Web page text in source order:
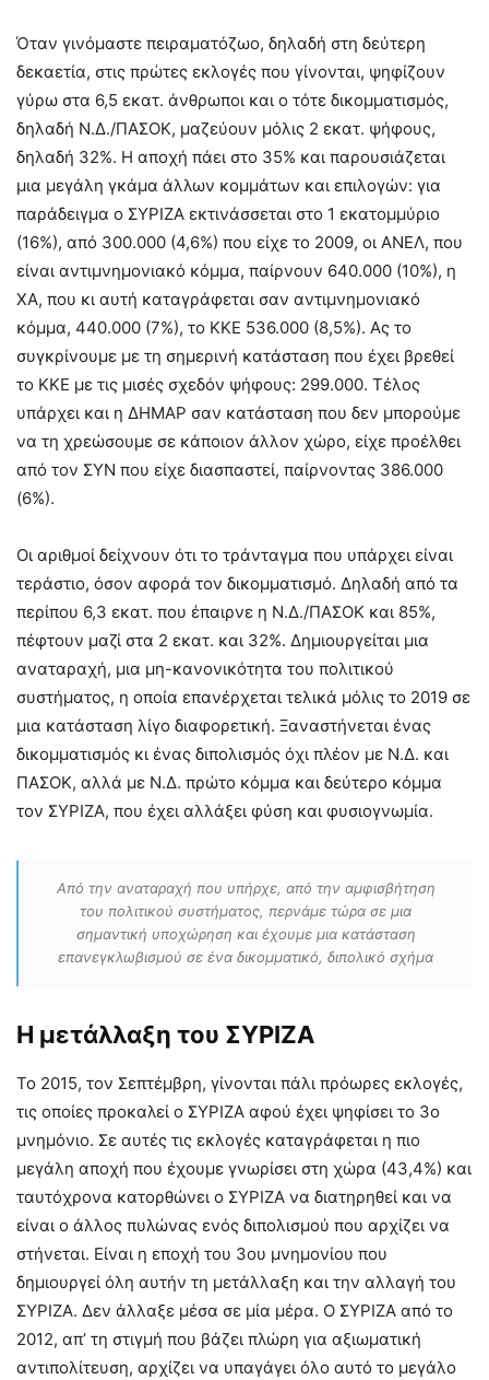
Όταν γινόμαστε πειραματόζωο, δηλαδή στη δεύτερη
δεκαετία, στις πρώτες εκλογές που γίνονται, ψηφίζουν
γύρω στα 6,5 εκατ. άνθρωποι και ο τότε δικομματισμός,
δηλαδή Ν.Δ./ΠΑΣΟΚ, μαζεύουν μόλις 2 εκατ. ψήφους,
δηλαδή 32%. Η αποχή πάει στο 35% και παρουσιάζεται
μια μεγάλη γκάμα άλλων κομμάτων και επιλογών: για
παράδειγμα ο ΣΥΡΙΖΑ εκτινάσσεται στο 1 εκατομμύριο
(16%), από 300.000 (4,6%) που είχε το 2009, οι ΑΝΕΛ, που
είναι αντιμνημονιακό κόμμα, παίρνουν 640.000 (10%), η
ΧΑ, που κι αυτή καταγράφεται σαν αντιμνημονιακό
κόμμα, 440.000 (7%), το ΚΚΕ 536.000 (8,5%). Ας το
συγκρίνουμε με τη σημερινή κατάσταση που έχει βρεθεί
το ΚΚΕ με τις μισές σχεδόν ψήφους: 299.000. Τέλος
υπάρχει και η ΔΗΜΑΡ σαν κατάσταση που δεν μπορούμε
να τη χρεώσουμε σε κάποιον άλλον χώρο, είχε προέλθει
από τον ΣΥΝ που είχε διασπαστεί, παίρνοντας 386.000
(6%).
Οι αριθμοί δείχνουν ότι το τράνταγμα που υπάρχει είναι
τεράστιο, όσον αφορά τον δικομματισμό. Δηλαδή από τα
περίπου 6,3 εκατ. που έπαιρνε η Ν.Δ./ΠΑΣΟΚ και 85%,
πέφτουν μαζί στα 2 εκατ. και 32%. Δημιουργείται μια
αναταραχή, μια μη-κανονικότητα του πολιτικού
συστήματος, η οποία επανέρχεται τελικά μόλις το 2019 σε
μια κατάσταση λίγο διαφορετική. Ξαναστήνεται ένας
δικομματισμός κι ένας διπολισμός όχι πλέον με Ν.Δ. και
ΠΑΣΟΚ, αλλά με Ν.Δ. πρώτο κόμμα και δεύτερο κόμμα
τον ΣΥΡΙΖΑ, που έχει αλλάξει φύση και φυσιογνωμία.
Από την αναταραχή που υπήρχε, από την αμφισβήτηση
του πολιτικού συστήματος, περνάμε τώρα σε μια
σημαντική υποχώρηση και έχουμε μια κατάσταση
επανεγκλωβισμού σε ένα δικομματικό, διπολικό σχήμα
Η μετάλλαξη του ΣΥΡΙΖΑ
Το 2015, τον Σεπτέμβρη, γίνονται πάλι πρόωρες εκλογές,
τις οποίες προκαλεί ο ΣΥΡΙΖΑ αφού έχει ψηφίσει το 3ο
μνημόνιο. Σε αυτές τις εκλογές καταγράφεται η πιο
μεγάλη αποχή που έχουμε γνωρίσει στη χώρα (43,4%) και
ταυτόχρονα κατορθώνει ο ΣΥΡΙΖΑ να διατηρηθεί και να
είναι ο άλλος πυλώνας ενός διπολισμού που αρχίζει να
στήνεται. Είναι η εποχή του 3ου μνημονίου που
δημιουργεί όλη αυτήν τη μετάλλαξη και την αλλαγή του
ΣΥΡΙΖΑ. Δεν άλλαξε μέσα σε μία μέρα. Ο ΣΥΡΙΖΑ από το
2012, απ’ τη στιγμή που βάζει πλώρη για αξιωματική
αντιπολίτευση, αρχίζει να υπαγάγει όλο αυτό το μεγάλο